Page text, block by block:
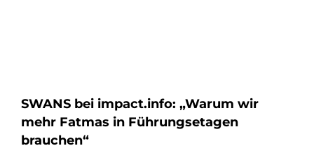
SWANS bei impact.info: „Warum wir
mehr Fatmas in Führungsetagen
brauchen“